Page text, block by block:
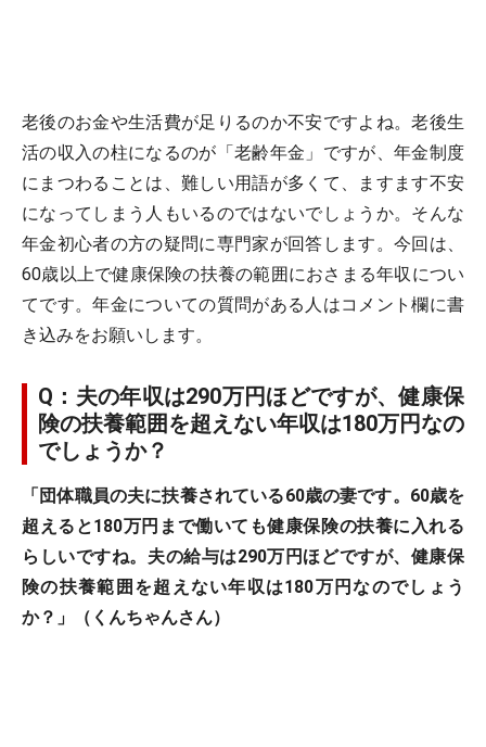
老後のお金や生活費が足りるのか不安ですよね。老後生
活の収入の柱になるのが「老齢年金」ですが、年金制度
にまつわることは、難しい用語が多くて、ますます不安
になってしまう人もいるのではないでしょうか。そんな
年金初心者の方の疑問に専門家が回答します。今回は、
60歳以上で健康保険の扶養の範囲におさまる年収につい
てです。年金についての質問がある人はコメント欄に書
き込みをお願いします。
Q：夫の年収は290万円ほどですが、健康保
険の扶養範囲を超えない年収は180万円なの
でしょうか？
「団体職員の夫に扶養されている60歳の妻です。60歳を
超えると180万円まで働いても健康保険の扶養に入れる
らしいですね。夫の給与は290万円ほどですが、健康保
険の扶養範囲を超えない年収は180万円なのでしょう
か？」（くんちゃんさん）